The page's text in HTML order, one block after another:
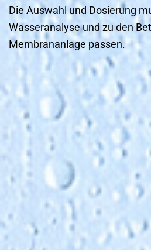
Die Auswahl und Dosierung
Wasseranalyse und zu den
Membrananlage passen.
Antiscalants wirken
bestimmter
beeinflussen die